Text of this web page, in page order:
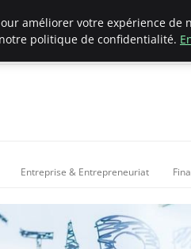
Entreprise & Entrepreneuriat
améliorer votre expérience de
politique de confidentialité.